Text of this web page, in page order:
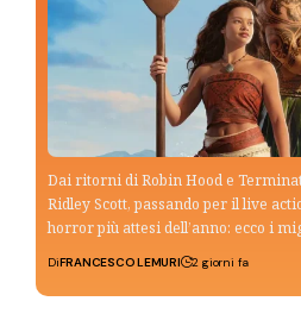
Dai ritorni di Robin Hood e
Ridley Scott, passando per il live
horror più attesi dell’anno: ecco i
DiFRANCESCO LEMURI 2 giorni fa